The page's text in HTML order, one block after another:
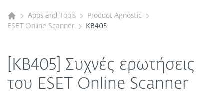
Apps and Tools
Product Agnostic
ESET Online Scanner
KB405
[KB405] Συχνές ερωτήσεις
του ESET Online Scanner